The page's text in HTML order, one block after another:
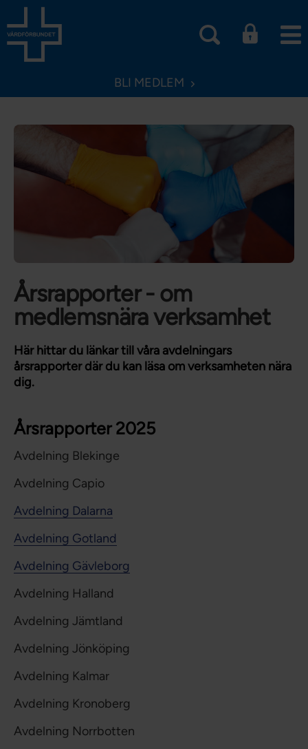
BLI MEDLEM
Årsrapporter - om
medlemsnära verksamhet
Här hittar du länkar till våra avdelningars
årsrapporter där du kan läsa om verksamheten nära
dig.
Årsrapporter 2025
Avdelning Blekinge
Avdelning Capio
Avdelning Dalarna
Avdelning Gotland
Avdelning Gävleborg
Avdelning Halland
Avdelning Jämtland
Avdelning Jönköping
Avdelning Kalmar
Avdelning Kronoberg
Avdelning Norrbotten